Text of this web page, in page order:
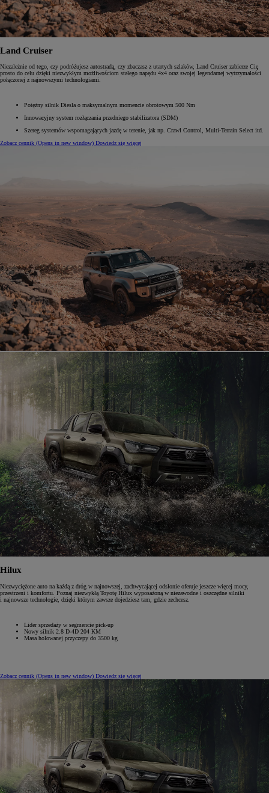
Land Cruiser
Niezależnie od tego, czy podróżujesz autostradą, czy zbaczasz z utartych szlaków, Land Cruiser zabierze Cię
prosto do celu dzięki niezwykłym możliwościom stałego napędu 4x4 oraz swojej legendarnej wytrzymałości
połączonej z najnowszymi technologiami.
Potężny silnik Diesla o maksymalnym momencie obrotowym 500 Nm
Innowacyjny system rozłączania przedniego stabilizatora (SDM)
Szereg systemów wspomagających jazdę w terenie, jak np. Crawl Control, Multi-Terrain Select itd.
Zobacz cennik (Opens in new window) Dowiedz się więcej
Hilux
Niezwyciężone auto na każdą z dróg w najnowszej, zachwycającej odsłonie oferuje jeszcze więcej mocy,
przestrzeni i komfortu. Poznaj niezwykłą Toyotę Hilux wyposażoną w niezawodne i oszczędne silniki
i najnowsze technologie, dzięki którym zawsze dojedziesz tam, gdzie zechcesz.
Lider sprzedaży w segmencie pick-up
Nowy silnik 2.8‎ D-4D ‎204‎ KM
Masa holowanej przyczepy do 3500 kg
Zobacz cennik (Opens in new window) Dowiedz się więcej